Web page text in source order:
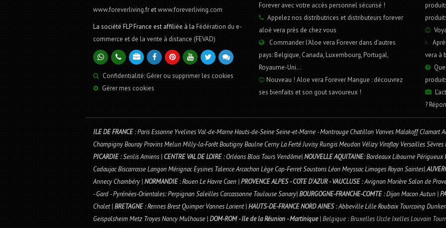
www.foreverliving.fretwww.foreverliving.com
La société FLP France est affiliée à laFédération du e-
commerce et de la vente à distance (FEVAD)
Confidentialité: Gérer ou supprimer les cookies
Gérer mes cookies
Forever avec votre accès personnel sécurisé !
Appelez nos distributrices et distributeurs forever
aloé vera près de chez vous
Commander l'Aloe vera Forever dans d'autres
pays: Belgique, Canada, Luxembourg, Portugal,
Royaume-Uni...
Nouveau ! Aloe vera Forever Mangue : découvrez
ses bienfaits et son gout savoureux !
vera à
?
ILE DE FRANCE: Paris Essonne Yvelines Val-de-Marne Hauts-de-Seine Seine-et-Marne - Montrouge Chatillon Vanves Malakoff Clamart
Champigny Bouray Provins Melun Milly-la-Forêt Boutigny Baulne Cerny La Ferté Juvisy Rungis Meudon Vélizy Viroflay Versailles
PICARDIE: Senlis Amiens |CENTRE VAL DE LOIRE: Orléans Blois Tours Vendôme|NOUVELLE AQUITAINE: Bordeaux Libourne Périgueux
Cadaujac Biscarrosse Langon Mérignac Eysines Talence Arcachon Lège Cap-Ferret Soustons Léon Meyssac Limoges Royan Saintes|
Annecy Chambéry |NORMANDIE: Rouen Le Havre Caen |PROVENCE ALPES - COTE D'AZUR - VAUCLUSE: Avignon Morière Salon de
- Gard - Pyrénées-Orientales: Perpignan Saleilles Carcassonne Toulouse Sanary|BOURGOGNE-FRANCHE-COMTE: Dijon Macon Autun |
Cholet |BRETAGNE: Rennes Brest Quimper Vannes Lorient |HAUTS-DE-FRANCE NORD AINES: Abbeville Lille Roubaix Tourcoing
Geispolsheim Metz Troyes Nancy Mulhouse |DOM-ROM - Ile de la Réunion - Martinique|Belgique : Bruxelles Uccle Ixelles Louvain